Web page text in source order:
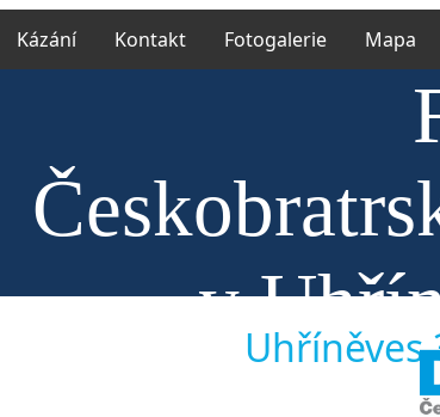
Kázání Kontakt Fotogalerie Mapa
v
Uhříněves